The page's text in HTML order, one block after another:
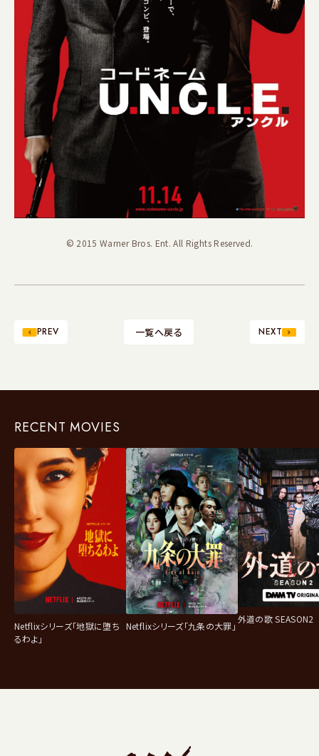
© 2015 Warner Bros. Ent. All Rights Reserved.
PREV 一覧へ戻る NEXT
RECENT MOVIES
Netflixシリーズ「地獄に堕ち
るわよ」
Netflixシリーズ「九条の大罪」
外道の歌 SEASON2